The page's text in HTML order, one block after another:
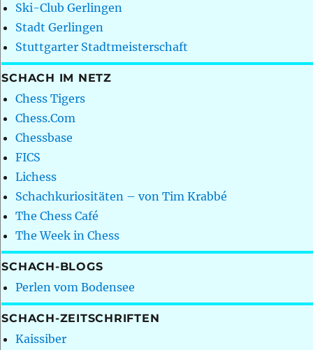
Ski-Club Gerlingen
Stadt Gerlingen
Stuttgarter Stadtmeisterschaft
SCHACH IM NETZ
Chess Tigers
Chess.Com
Chessbase
FICS
Lichess
Schachkuriositäten – von Tim Krabbé
The Chess Café
The Week in Chess
SCHACH-BLOGS
Perlen vom Bodensee
SCHACH-ZEITSCHRIFTEN
Kaissiber